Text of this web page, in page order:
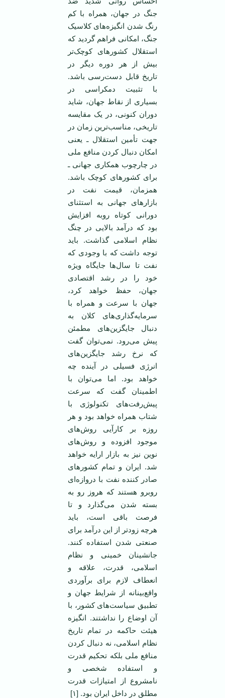
جنگ در جهان، همراه با کم
رنگ شدن انگیزه‌های کلاسیک
جنگ، امکانی فراهم گردید که
استقلال کشورهای کوچک‌تر
بیش از هر دوره دیگر در
تاریخ قابل دست‌رسی باشد.
با تثبیت دمکراسی در
بسیاری از نقاط جهان، شاید
دوران کنونی، در یک مقایسه
تاریخی، مناسب‌ترین زمان در
جهت تأمین استقلال ـ یعنی
امکان دنبال کردن منافع ملی
در چارچوب همکاری جهانی ـ
برای کشورهای کوچک باشد.
همزمان، قیمت نفت در
بازارهای جهانی به استثنای
دورانی کوتاه روبه افزایش
بود که درآمد بالایی در چنگ
نظام اسلامی گذاشت. باید
توجه داشت که با وجودی که
نفت تا سال‌ها جایگاه ویژه
خود را در رشد اقتصادی
جهان، حفظ خواهد کرد،
جهان با سرعت و همراه با
سرمایه‌گذاری‌های کلان به
دنبال جایگزین‌های مطمئن
پیش می‌رود. نمی‌توان گفت
که نرخ رشد جایگزین‌های
انرژی فسیلی در آینده چه
خواهد بود. اما می‌توان با
اطمینان گفت که سرعت
پیش‌رفت‌های تکنولوژی با
شتاب همراه خواهد بود و هر
روزه بر کارآیی روش‌های
موجود افزوده و روش‌های
نوین نیز به بازار ارایه خواهد
شد. ایران و تمام کشورهای
صادر کننده نفت با دروازه‌ای
روبرو هستند که هروز رو به
بسته شدن می‌گذارد و تا
فرصت باقی است، باید
هرچه زود‌تر از این درآمد برای
صنعتی شدن استفاده کنند.
جانشینان خمینی و نظام
اسلامی، قدرت، علاقه و
انعطاف لازم برای برآوردی
واقع‌بینانه از شرایط جهان و
تطبیق سیاست‌های کشور، با
آن اوضاع را نداشتند. انگیزه
هیئت حاکمه در تمام تاریخ
نظام اسلامی، نه دنبال کردن
منافع ملی بلکه تحکیم قدرت
و استفاده شخصی و
نامشروع از امتیازات قدرت
مطلق در داخل ایران بود. [۱]